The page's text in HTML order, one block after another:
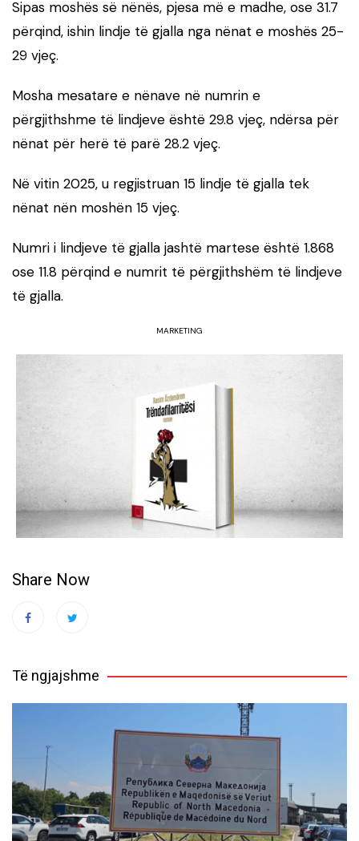
Sipas moshës së nënës, pjesa më e madhe, ose 31.7
përqind, ishin lindje të gjalla nga nënat e moshës 25-
29 vjeç.
Mosha mesatare e nënave në numrin e
përgjithshme të lindjeve është 29.8 vjeç, ndërsa për
nënat për herë të parë 28.2 vjeç.
Në vitin 2025, u regjistruan 15 lindje të gjalla tek
nënat nën moshën 15 vjeç.
Numri i lindjeve të gjalla jashtë martese është 1.868
ose 11.8 përqind e numrit të përgjithshëm të lindjeve
të gjalla.
MARKETING
Share Now
Të ngjajshme